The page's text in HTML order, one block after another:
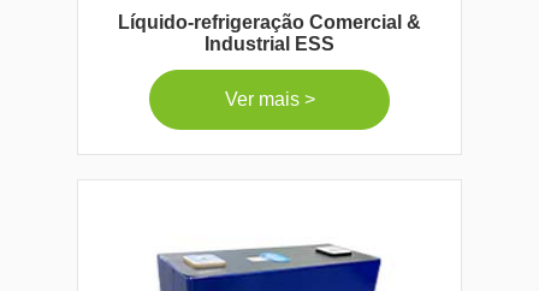
Líquido-refrigeração Comercial &
Industrial ESS
Ver mais >